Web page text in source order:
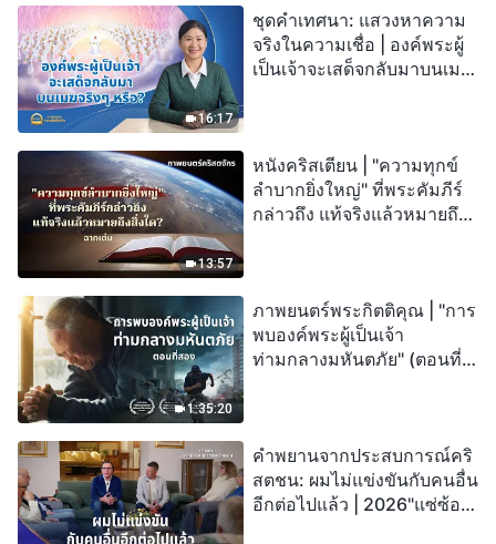
16:17
ชุดคำเทศนา: แสวงหาความ
จริงในความเชื่อ | องค์พระผู้
เป็นเจ้าจะเสด็จกลับมาบนเมฆ
13:57
หนังคริสเตียน | "ความทุกข์
ลำบากยิ่งใหญ่" ที่พระคัมภีร์
กล่าวถึง แท้จริงแล้วหมายถึง
1:35:20
ภาพยนตร์พระกิตติคุณ | "การ
พบองค์พระผู้เป็นเจ้า
ท่ามกลางมหันตภัย" (ตอนที่
คำพยานจากประสบการณ์คริ
สตชน: ผมไม่แข่งขันกับคนอื่น
อีกต่อไปแล้ว | 2026"แซ่ซ้อง